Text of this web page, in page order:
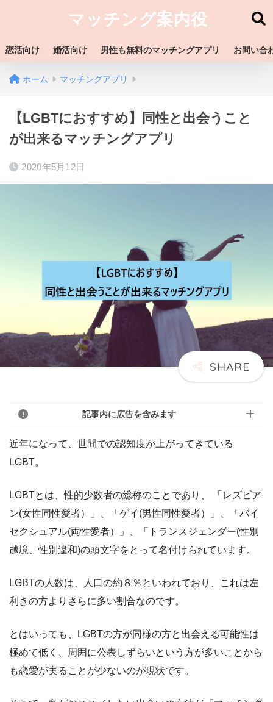
マッチング案内役
恋活向け 婚活向け 男性も無料のマッチングアプリ お問い合
ホーム マッチングアプリ
【LGBTにおすすめ】同性と出会うこと
が出来るマッチングアプリ
2020年5月12日
記事内に広告を含みます
近年になって、世間での認知度が上がってきている
LGBT。
LGBTとは、性的少数者の総称のことであり、 「レズビア
ン(女性同性愛者）」、「ゲイ(男性同性愛者）」、「バイ
セクシュアル(両性愛者）」、「トランスジェンダー(性別
越境、性別違和)の頭文字をとって名付けられています。
LGBTの人数は、人口の約８％といわれており、これは左
利きの方よりさらに多い割合なのです。
とはいっても、LGBTの方が同様の方と出会える可能性は
極めて低く、周囲に公表しずらいという方が多いことから
も恋愛が実ることが少ないのが現状です。